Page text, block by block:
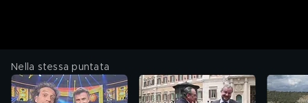
Nella stessa puntata